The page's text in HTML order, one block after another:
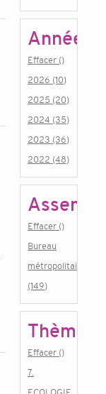
Année
Effacer ()
2026 (10)
2025 (20)
2024 (35)
2023 (36)
2022 (48)
Effacer ()
Bureau
métropolitain
(149)
Thème
Effacer ()
7.